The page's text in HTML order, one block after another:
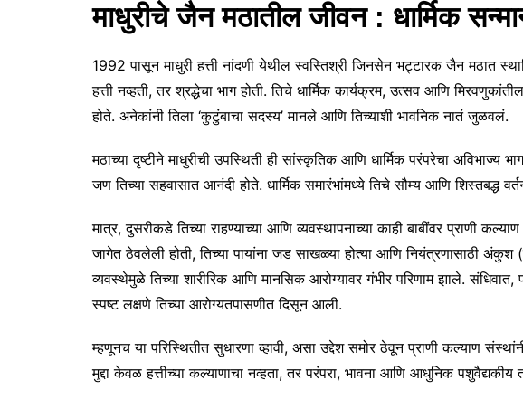
माधुरीचे जैन मठातील जीवन : धार्मिक
1992 पासून माधुरी हत्ती नांदणी येथील स्वस्तिश्री जिनसेन भट्टारक जैन मठात
हत्ती नव्हती, तर श्रद्धेचा भाग होती. तिचे धार्मिक कार्यक्रम, उत्सव आणि
होते. अनेकांनी तिला ‘कुटुंबाचा सदस्य’ मानले आणि तिच्याशी भावनिक नातं जुळवलं.
मठाच्या दृष्टीने माधुरीची उपस्थिती ही सांस्कृतिक आणि धार्मिक परंपरेचा अविभाज्य
जण तिच्या सहवासात आनंदी होते. धार्मिक समारंभांमध्ये तिचे सौम्य आणि शिस्तबद्ध
मात्र, दुसरीकडे तिच्या राहण्याच्या आणि व्यवस्थापनाच्या काही बाबींवर प्राणी
जागेत ठेवलेली होती, तिच्या पायांना जड साखळ्या होत्या आणि नियंत्रणासाठी
व्यवस्थेमुळे तिच्या शारीरिक आणि मानसिक आरोग्यावर गंभीर परिणाम झाले.
स्पष्ट लक्षणे तिच्या आरोग्यतपासणीत दिसून आली.
म्हणूनच या परिस्थितीत सुधारणा व्हावी, असा उद्देश समोर ठेवून प्राणी कल्याण
मुद्दा केवळ हत्तीच्या कल्याणाचा नव्हता, तर परंपरा, भावना आणि आधुनिक पशुवैद्यकीय